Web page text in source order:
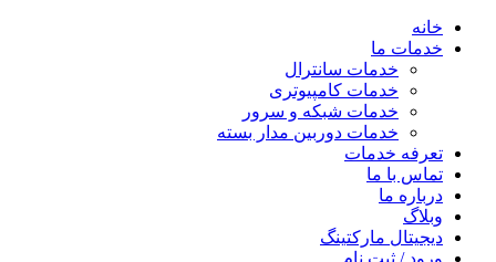
خانه
خدمات ما
خدمات سانترال
خدمات کامپیوتری
خدمات شبکه و سرور
خدمات دوربین مدار بسته
تعرفه خدمات
تماس با ما
درباره ما
وبلاگ
دیجیتال مارکتینگ
ورود / ثبت نام